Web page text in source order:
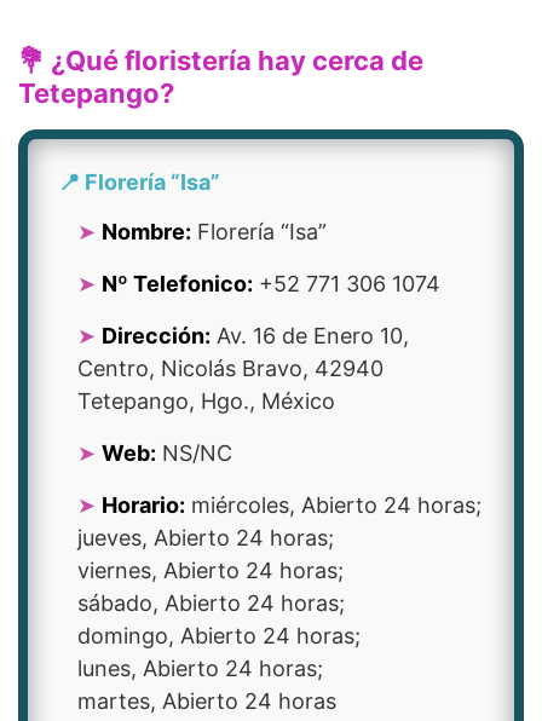
💐 ¿Qué floristería hay cerca de
Tetepango?
📍 Florería “Isa”
Nombre: Florería “Isa”
Nº Telefonico: +52 771 306 1074
Dirección: Av. 16 de Enero 10,
Centro, Nicolás Bravo, 42940
Tetepango, Hgo., México
Web: NS/NC
Horario: miércoles, Abierto 24 horas;
jueves, Abierto 24 horas;
viernes, Abierto 24 horas;
sábado, Abierto 24 horas;
domingo, Abierto 24 horas;
lunes, Abierto 24 horas;
martes, Abierto 24 horas